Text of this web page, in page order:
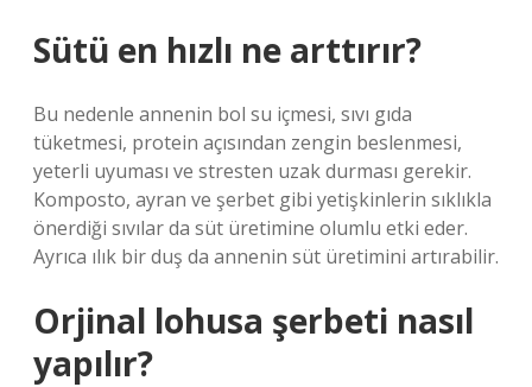
Sütü en hızlı ne arttırır?
Bu nedenle annenin bol su içmesi, sıvı gıda
tüketmesi, protein açısından zengin beslenmesi,
yeterli uyuması ve stresten uzak durması gerekir.
Komposto, ayran ve şerbet gibi yetişkinlerin sıklıkla
önerdiği sıvılar da süt üretimine olumlu etki eder.
Ayrıca ılık bir duş da annenin süt üretimini artırabilir.
Orjinal lohusa şerbeti nasıl
yapılır?